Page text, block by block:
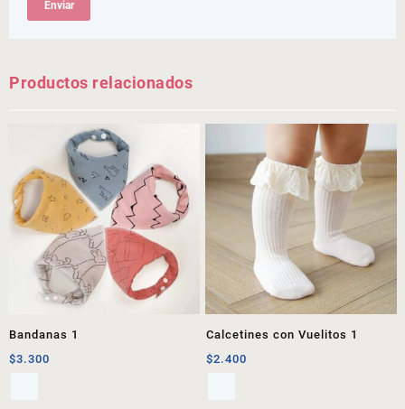
Productos relacionados
Bandanas 1
$3.300
Calcetines con Vuelitos 1
$2.400